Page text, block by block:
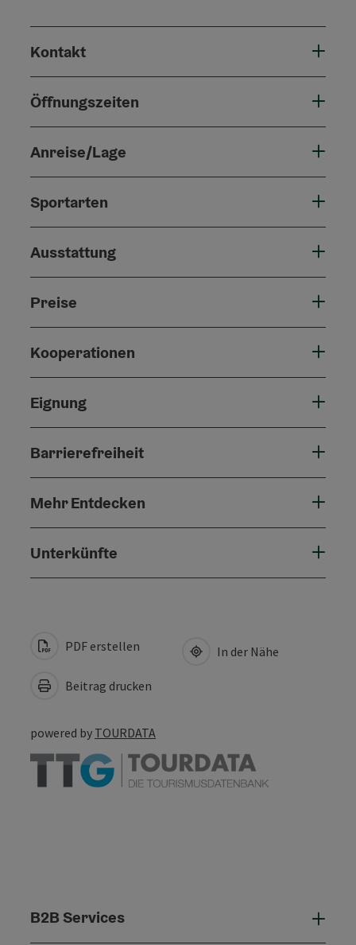
Kontakt
Öffnungszeiten
Anreise/Lage
Sportarten
Ausstattung
Preise
Kooperationen
Eignung
Barrierefreiheit
Mehr Entdecken
Unterkünfte
PDF erstellen
Beitrag drucken
In der Nähe
powered by TOURDATA
B2B Services